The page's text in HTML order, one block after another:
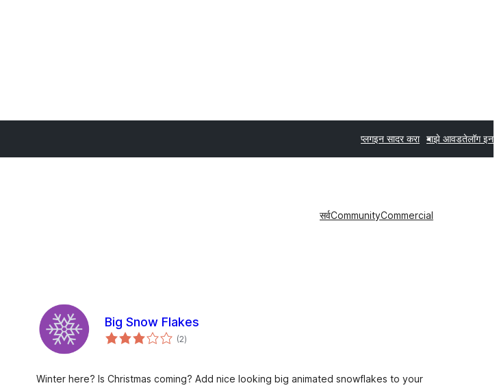
प्लगइन सादर करा माझे आवडतेलॉग इन
सर्वCommunityCommercial
Big Snow Flakes
(2एकूण
मूल्यांकन
)
Winter here? Is Christmas coming? Add nice looking big animated snowflakes to your